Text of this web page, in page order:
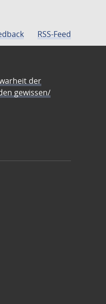
RSS-Feed
der
gewissen/